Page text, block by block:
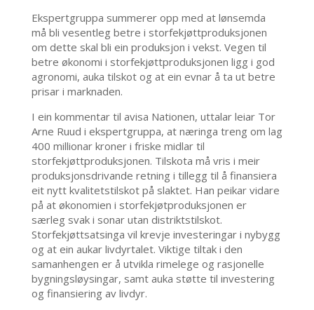
Ekspertgruppa summerer opp med at lønsemda
må bli vesentleg betre i storfekjøttproduksjonen
om dette skal bli ein produksjon i vekst. Vegen til
betre økonomi i storfekjøttproduksjonen ligg i god
agronomi, auka tilskot og at ein evnar å ta ut betre
prisar i marknaden.
I ein kommentar til avisa Nationen, uttalar leiar Tor
Arne Ruud i ekspertgruppa, at næringa treng om lag
400 millionar kroner i friske midlar til
storfekjøttproduksjonen. Tilskota må vris i meir
produksjonsdrivande retning i tillegg til å finansiera
eit nytt kvalitetstilskot på slaktet. Han peikar vidare
på at økonomien i storfekjøtproduksjonen er
særleg svak i sonar utan distriktstilskot.
Storfekjøttsatsinga vil krevje investeringar i nybygg
og at ein aukar livdyrtalet. Viktige tiltak i den
samanhengen er å utvikla rimelege og rasjonelle
bygningsløysingar, samt auka støtte til investering
og finansiering av livdyr.